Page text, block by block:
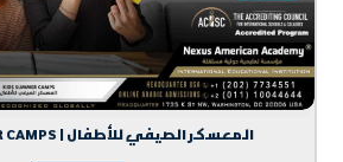
KIDS SUMMER CAMPS | المعسكر الصيفي للأطفال